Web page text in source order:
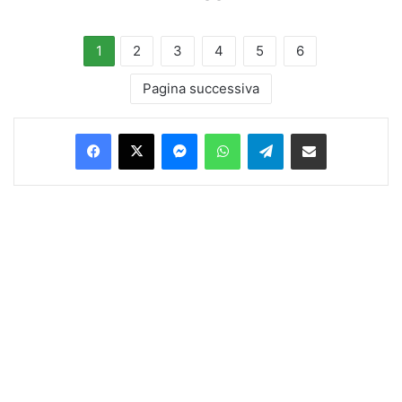
1 2 3 4 5 6
Pagina successiva
Facebook
X MessengerWhatsAppTelegramCondividi via Email